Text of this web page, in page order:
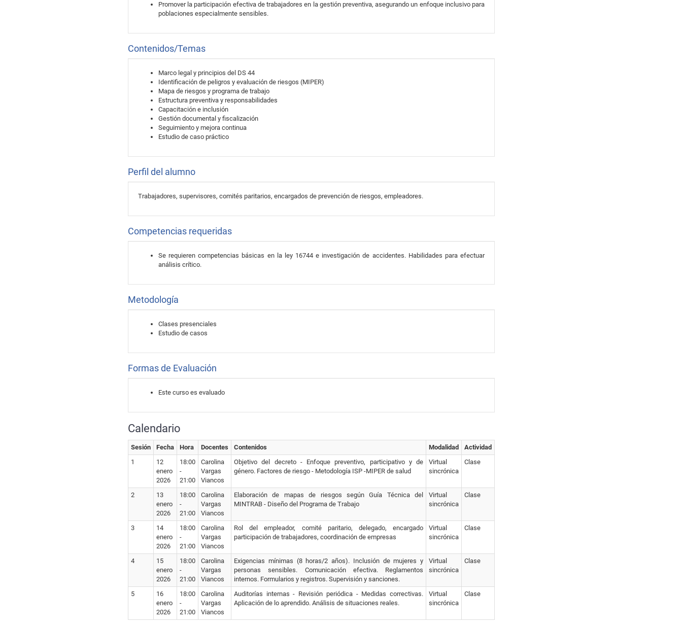
Promover la participación efectiva de trabajadores en la gestión preventiva, asegurando un enfoque inclusivo para
poblaciones especialmente sensibles.
Contenidos/Temas
Marco legal y principios del DS 44
Identificación de peligros y evaluación de riesgos (MIPER)
Mapa de riesgos y programa de trabajo
Estructura preventiva y responsabilidades
Capacitación e inclusión
Gestión documental y fiscalización
Seguimiento y mejora continua
Estudio de caso práctico
Perfil del alumno
Trabajadores, supervisores, comités paritarios, encargados de prevención de riesgos, empleadores.
Competencias requeridas
Se requieren competencias básicas en la ley 16744 e investigación de accidentes. Habilidades para efectuar
análisis crítico.
Metodología
Clases presenciales
Estudio de casos
Formas de Evaluación
Este curso es evaluado
Calendario
Sesión Fecha Hora Docentes Contenidos Modalidad
Actividad
1
12
enero
2026
18:00
-
21:00
Carolina
Vargas
Viancos
Objetivo del decreto - Enfoque preventivo, participativo y de
género. Factores de riesgo - Metodología ISP -MIPER de salud
Virtual
sincrónica
Clase
2
13
enero
2026
18:00
-
21:00
Carolina
Vargas
Viancos
Elaboración de mapas de riesgos según Guía Técnica del
MINTRAB - Diseño del Programa de Trabajo
Virtual
sincrónica
Clase
3
14
enero
2026
18:00
-
21:00
Carolina
Vargas
Viancos
Rol del empleador, comité paritario, delegado, encargado
participación de trabajadores, coordinación de empresas
Virtual
sincrónica
Clase
4
15
enero
2026
18:00
-
21:00
Carolina
Vargas
Viancos
Exigencias mínimas (8 horas/2 años). Inclusión de mujeres y
personas sensibles. Comunicación efectiva. Reglamentos
internos. Formularios y registros. Supervisión y sanciones.
Virtual
sincrónica
Clase
5
16
enero
2026
18:00
-
21:00
Carolina
Vargas
Viancos
Auditorías internas - Revisión periódica - Medidas correctivas.
Aplicación de lo aprendido. Análisis de situaciones reales.
Virtual
sincrónica
Clase